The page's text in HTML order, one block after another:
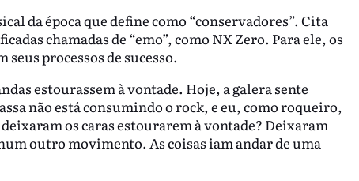
da época que define como “conservadores”. Cita
chamadas de “emo”, como NX Zero. Para ele, os
processos de sucesso.
estourassem à vontade. Hoje, a galera sente
não está consumindo o rock, e eu, como roqueiro,
os caras estourarem à vontade? Deixaram
outro movimento. As coisas iam andar de uma